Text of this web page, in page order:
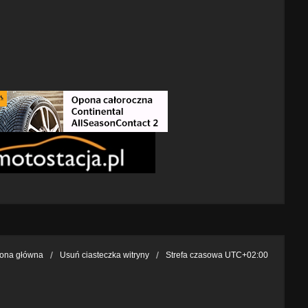
główna Usuń ciasteczka witryny Strefa czasowa UTC+02:00